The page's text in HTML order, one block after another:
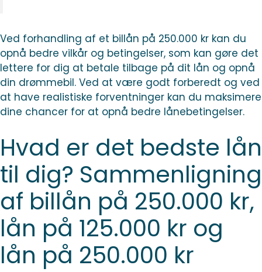
Ved forhandling af et billån på 250.000 kr kan du
opnå bedre vilkår og betingelser, som kan gøre det
lettere for dig at betale tilbage på dit lån og opnå
din drømmebil. Ved at være godt forberedt og ved
at have realistiske forventninger kan du maksimere
dine chancer for at opnå bedre lånebetingelser.
Hvad er det bedste lån
til dig? Sammenligning
af billån på 250.000 kr,
lån på 125.000 kr og
lån på 250.000 kr